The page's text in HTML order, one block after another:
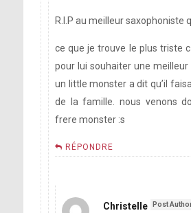
R.I.P au meilleur saxophoniste
ce que je trouve le plus triste
pour lui souhaiter une meilleur
un little monster a dit qu’il
de la famille. nous venons
frere monster :s
RÉPONDRE
Christelle